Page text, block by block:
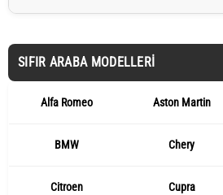
SIFIR ARABA MODELLERI
Alfa Romeo Aston Martin
BMW Chery
Citroen Cupra